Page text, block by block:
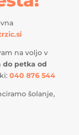
na voljo v
do petka od
040 876 544
šolanje,